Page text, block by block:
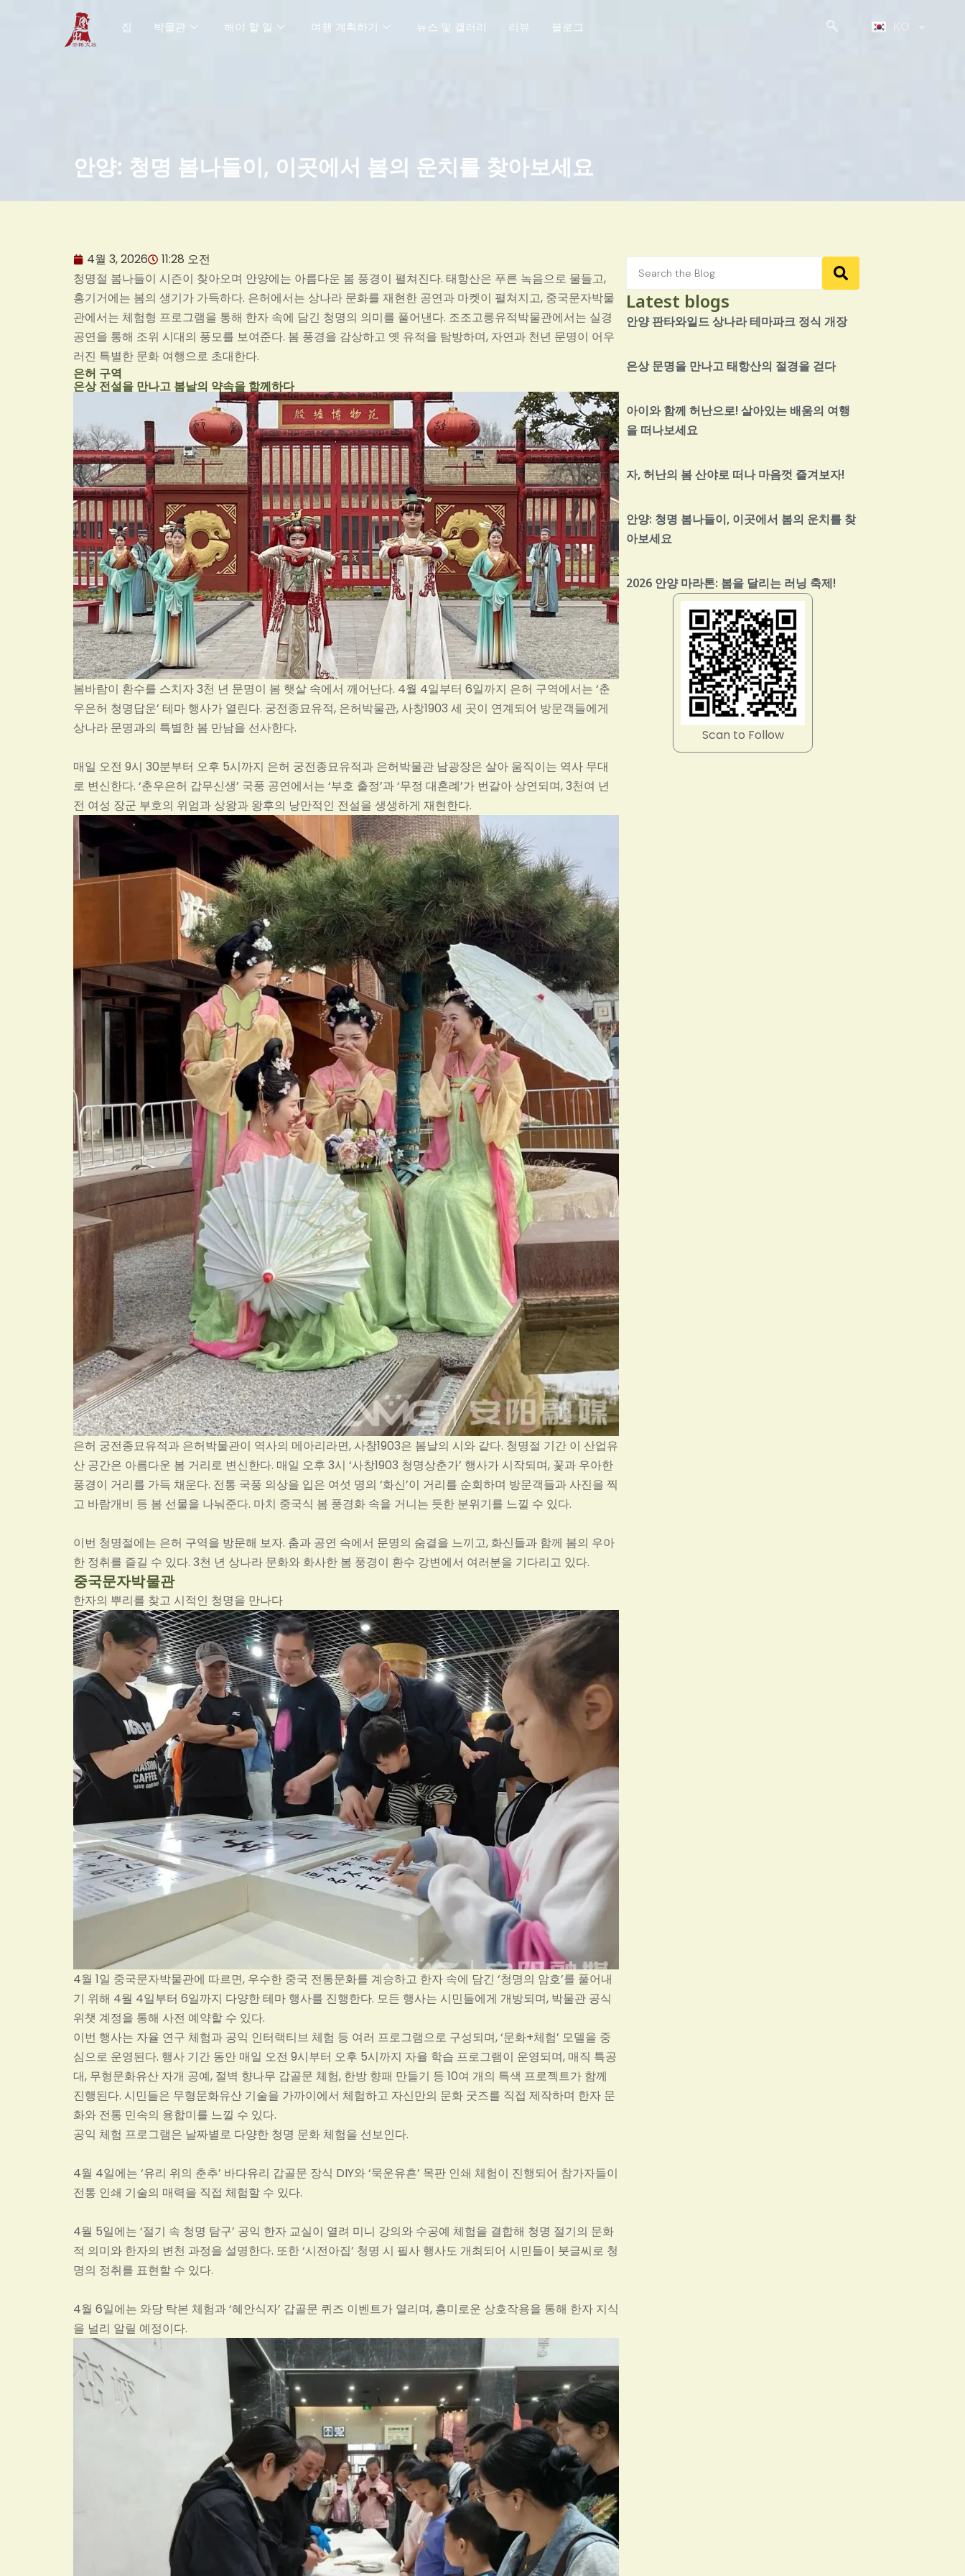
집 박물관 해야 할 일 여행 계획하기 뉴스 및 갤러리 리뷰 블로그
안양: 청명 봄나들이, 이곳에서 봄의 운치를 찾아보세요
Latest blogs
안양 판타와일드 상나라 테마파크 정식 개장
은상 문명을 만나고 태항산의 절경을 걷다
아이와 함께 허난으로! 살아있는 배움의 여행
을 떠나보세요
자, 허난의 봄 산야로 떠나 마음껏 즐겨보자!
안양: 청명 봄나들이, 이곳에서 봄의 운치를 찾
아보세요
2026 안양 마라톤: 봄을 달리는 러닝 축제!
Scan to Follow
4월 3, 2026
11:28 오전
청명절 봄나들이 시즌이 찾아오며 안양에는 아름다운 봄 풍경이 펼쳐진다. 태항산은 푸른 녹음으로 물들고,
홍기거에는 봄의 생기가 가득하다. 은허에서는 상나라 문화를 재현한 공연과 마켓이 펼쳐지고, 중국문자박물
관에서는 체험형 프로그램을 통해 한자 속에 담긴 청명의 의미를 풀어낸다. 조조고릉유적박물관에서는 실경
공연을 통해 조위 시대의 풍모를 보여준다. 봄 풍경을 감상하고 옛 유적을 탐방하며, 자연과 천년 문명이 어우
러진 특별한 문화 여행으로 초대한다.
은허 구역
은상 전설을 만나고 봄날의 약속을 함께하다
봄바람이 환수를 스치자 3천 년 문명이 봄 햇살 속에서 깨어난다. 4월 4일부터 6일까지 은허 구역에서는 ‘춘
우은허 청명답운’ 테마 행사가 열린다. 궁전종묘유적, 은허박물관, 사창1903 세 곳이 연계되어 방문객들에게
상나라 문명과의 특별한 봄 만남을 선사한다.
매일 오전 9시 30분부터 오후 5시까지 은허 궁전종묘유적과 은허박물관 남광장은 살아 움직이는 역사 무대
로 변신한다. ‘춘우은허 갑무신생’ 국풍 공연에서는 ‘부호 출정’과 ‘무정 대혼례’가 번갈아 상연되며, 3천여 년
전 여성 장군 부호의 위엄과 상왕과 왕후의 낭만적인 전설을 생생하게 재현한다.
은허 궁전종묘유적과 은허박물관이 역사의 메아리라면, 사창1903은 봄날의 시와 같다. 청명절 기간 이 산업유
산 공간은 아름다운 봄 거리로 변신한다. 매일 오후 3시 ‘사창1903 청명상춘가’ 행사가 시작되며, 꽃과 우아한
풍경이 거리를 가득 채운다. 전통 국풍 의상을 입은 여섯 명의 ‘화신’이 거리를 순회하며 방문객들과 사진을 찍
고 바람개비 등 봄 선물을 나눠준다. 마치 중국식 봄 풍경화 속을 거니는 듯한 분위기를 느낄 수 있다.
이번 청명절에는 은허 구역을 방문해 보자. 춤과 공연 속에서 문명의 숨결을 느끼고, 화신들과 함께 봄의 우아
한 정취를 즐길 수 있다. 3천 년 상나라 문화와 화사한 봄 풍경이 환수 강변에서 여러분을 기다리고 있다.
중국문자박물관
한자의 뿌리를 찾고 시적인 청명을 만나다
4월 1일 중국문자박물관에 따르면, 우수한 중국 전통문화를 계승하고 한자 속에 담긴 ‘청명의 암호’를 풀어내
기 위해 4월 4일부터 6일까지 다양한 테마 행사를 진행한다. 모든 행사는 시민들에게 개방되며, 박물관 공식
위챗 계정을 통해 사전 예약할 수 있다.
이번 행사는 자율 연구 체험과 공익 인터랙티브 체험 등 여러 프로그램으로 구성되며, ‘문화+체험’ 모델을 중
심으로 운영된다. 행사 기간 동안 매일 오전 9시부터 오후 5시까지 자율 학습 프로그램이 운영되며, 매직 특공
대, 무형문화유산 자개 공예, 절벽 향나무 갑골문 체험, 한방 향패 만들기 등 10여 개의 특색 프로젝트가 함께
진행된다. 시민들은 무형문화유산 기술을 가까이에서 체험하고 자신만의 문화 굿즈를 직접 제작하며 한자 문
화와 전통 민속의 융합미를 느낄 수 있다.
공익 체험 프로그램은 날짜별로 다양한 청명 문화 체험을 선보인다.
4월 4일에는 ‘유리 위의 춘추’ 바다유리 갑골문 장식 DIY와 ‘묵운유흔’ 목판 인쇄 체험이 진행되어 참가자들이
전통 인쇄 기술의 매력을 직접 체험할 수 있다.
4월 5일에는 ‘절기 속 청명 탐구’ 공익 한자 교실이 열려 미니 강의와 수공예 체험을 결합해 청명 절기의 문화
적 의미와 한자의 변천 과정을 설명한다. 또한 ‘시전아집’ 청명 시 필사 행사도 개최되어 시민들이 붓글씨로 청
명의 정취를 표현할 수 있다.
4월 6일에는 와당 탁본 체험과 ‘혜안식자’ 갑골문 퀴즈 이벤트가 열리며, 흥미로운 상호작용을 통해 한자 지식
을 널리 알릴 예정이다.